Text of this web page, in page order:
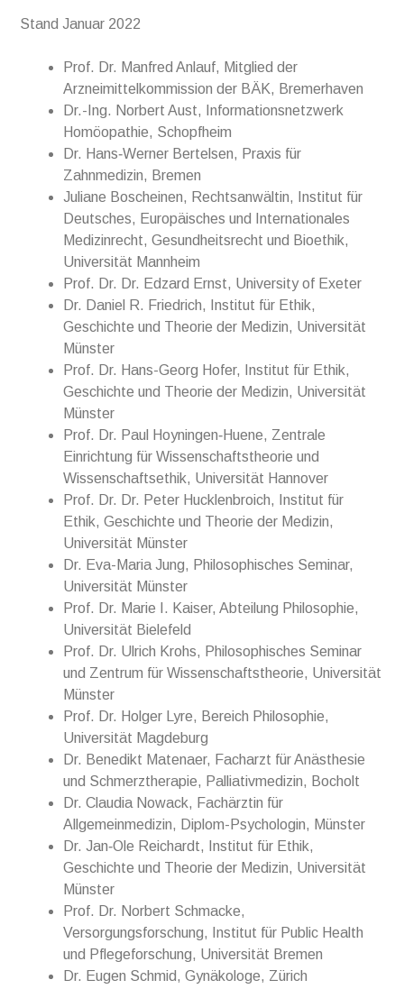
Stand Januar 2022
Prof. Dr. Manfred Anlauf, Mitglied der
Arzneimittelkommission der BÄK, Bremerhaven
Dr.-Ing. Norbert Aust, Informationsnetzwerk
Homöopathie, Schopfheim
Dr. Hans‐Werner Bertelsen, Praxis für
Zahnmedizin, Bremen
Juliane Boscheinen, Rechtsanwältin, Institut für
Deutsches, Europäisches und Internationales
Medizinrecht, Gesundheitsrecht und Bioethik,
Universität Mannheim
Prof. Dr. Dr. Edzard Ernst, University of Exeter
Dr. Daniel R. Friedrich, Institut für Ethik,
Geschichte und Theorie der Medizin, Universität
Münster
Prof. Dr. Hans-Georg Hofer, Institut für Ethik,
Geschichte und Theorie der Medizin, Universität
Münster
Prof. Dr. Paul Hoyningen‐Huene, Zentrale
Einrichtung für Wissenschaftstheorie und
Wissenschaftsethik, Universität Hannover
Prof. Dr. Dr. Peter Hucklenbroich, Institut für
Ethik, Geschichte und Theorie der Medizin,
Universität Münster
Dr. Eva-Maria Jung, Philosophisches Seminar,
Universität Münster
Prof. Dr. Marie I. Kaiser, Abteilung Philosophie,
Universität Bielefeld
Prof. Dr. Ulrich Krohs, Philosophisches Seminar
und Zentrum für Wissenschaftstheorie, Universität
Münster
Prof. Dr. Holger Lyre, Bereich Philosophie,
Universität Magdeburg
Dr. Benedikt Matenaer, Facharzt für Anästhesie
und Schmerztherapie, Palliativmedizin, Bocholt
Dr. Claudia Nowack, Fachärztin für
Allgemeinmedizin, Diplom-Psychologin, Münster
Dr. Jan‐Ole Reichardt, Institut für Ethik,
Geschichte und Theorie der Medizin, Universität
Münster
Prof. Dr. Norbert Schmacke,
Versorgungsforschung, Institut für Public Health
und Pflegeforschung, Universität Bremen
Dr. Eugen Schmid, Gynäkologe, Zürich